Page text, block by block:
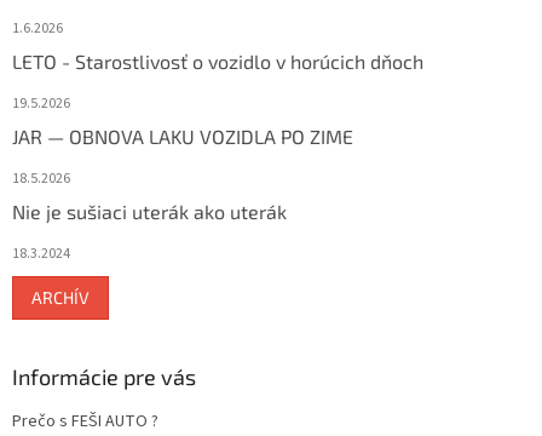
1.6.2026
LETO - Starostlivosť o vozidlo v horúcich dňoch
19.5.2026
JAR — OBNOVA LAKU VOZIDLA PO ZIME
18.5.2026
Nie je sušiaci uterák ako uterák
18.3.2024
ARCHÍV
Informácie pre vás
Prečo s FEŠI AUTO ?